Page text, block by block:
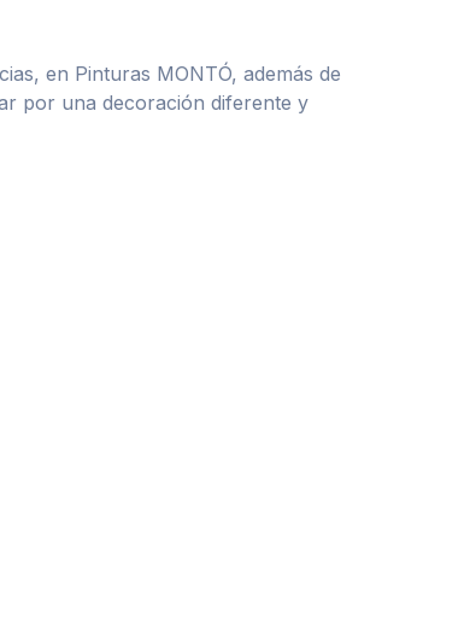
en Pinturas MONTÓ, además de
por una decoración diferente y